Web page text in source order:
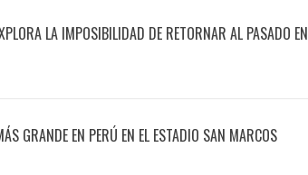
LA IMPOSIBILIDAD DE RETORNAR AL PASADO EN
GRANDE EN PERÚ EN EL ESTADIO SAN MARCOS